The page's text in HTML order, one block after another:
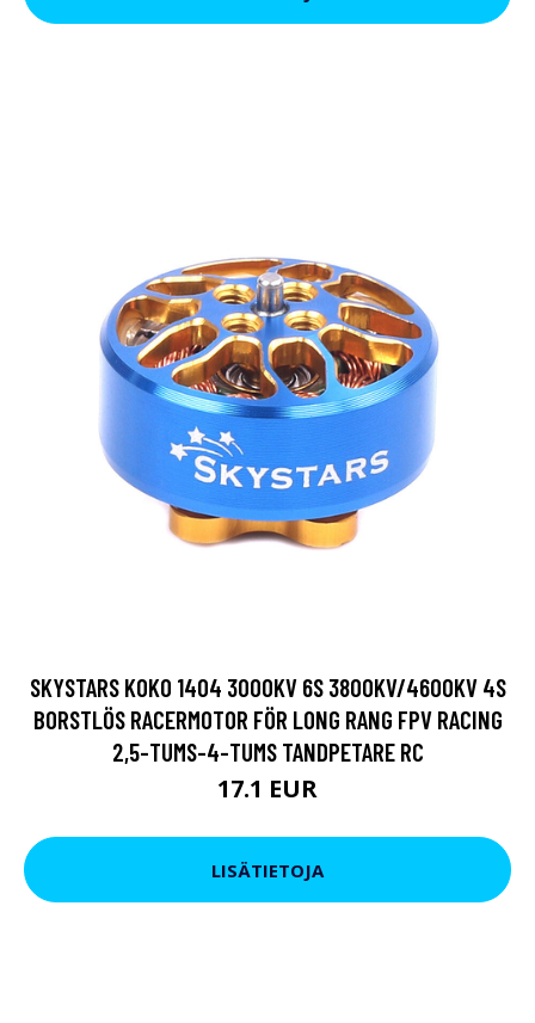
SKYSTARS KOKO 1404 3000KV 6S 3800KV/4600KV 4S
BORSTLÖS RACERMOTOR FÖR LONG RANG FPV RACING
2,5-TUMS-4-TUMS TANDPETARE RC
17.1 EUR
LISÄTIETOJA